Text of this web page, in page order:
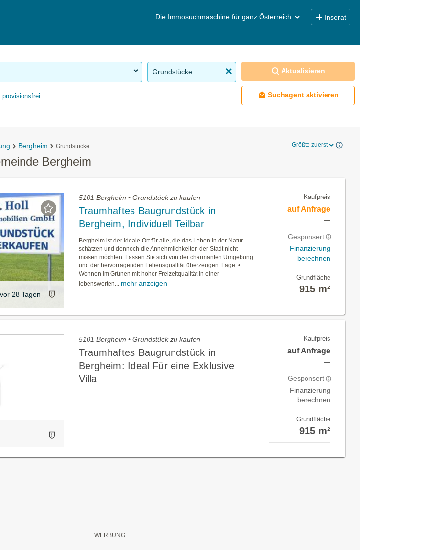
Die Immosuchmaschine für ganz Österreich Inserat
Grundstücke
provisionsfrei
Aktualisieren
Suchagent aktivieren
Bergheim Grundstücke Größte zuerst
Bergheim
vor 28 Tagen
5101 Bergheim • Grundstück zu kaufen
Traumhaftes Baugrundstück in
Bergheim, Individuell Teilbar
Bergheim ist der ideale Ort für alle, die das Leben in der Natur
schätzen und dennoch die Annehmlichkeiten der Stadt nicht
missen möchten. Lassen Sie sich von der charmanten Umgebung
und der hervorragenden Lebensqualität überzeugen. Lage: •
Wohnen im Grünen mit hoher Freizeitqualität in einer
lebenswerten... mehr anzeigen
Kaufpreis
auf Anfrage
—
Gesponsert
Finanzierung
berechnen
Grundfläche
915 m²
5101 Bergheim • Grundstück zu kaufen
Traumhaftes Baugrundstück in
Bergheim: Ideal Für eine Exklusive
Villa
Kaufpreis
auf Anfrage
—
Gesponsert
Finanzierung
berechnen
Grundfläche
915 m²